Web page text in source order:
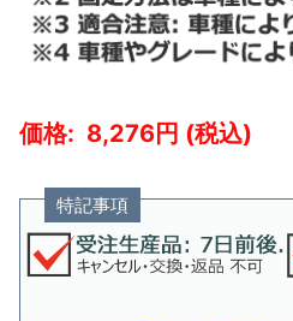
8,276
特記事項